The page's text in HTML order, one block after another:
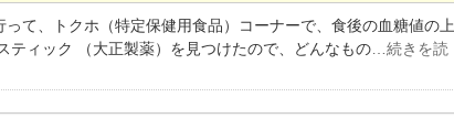
て、トクホ（特定保健用食品）コーナーで、食後の血糖値の上
ティック （大正製薬）を見つけたので、どんなもの …続きを読